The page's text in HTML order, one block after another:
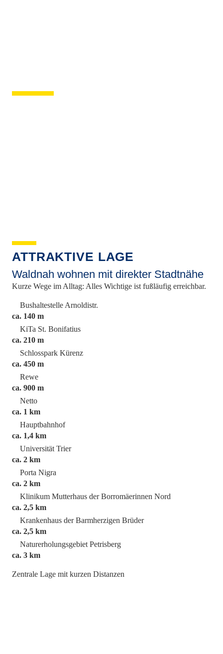
ATTRAKTIVE LAGE
Waldnah wohnen mit direkter Stadtnähe
Kurze Wege im Alltag: Alles Wichtige ist fußläufig erreichbar.
Bushaltestelle Arnoldistr.
ca. 140 m
KiTa St. Bonifatius
ca. 210 m
Schlosspark Kürenz
ca. 450 m
Rewe
ca. 900 m
Netto
ca. 1 km
Hauptbahnhof
ca. 1,4 km
Universität Trier
ca. 2 km
Porta Nigra
ca. 2 km
Klinikum Mutterhaus der Borromäerinnen Nord
ca. 2,5 km
Krankenhaus der Barmherzigen Brüder
ca. 2,5 km
Naturerholungsgebiet Petrisberg
ca. 3 km
Zentrale Lage mit kurzen Distanzen